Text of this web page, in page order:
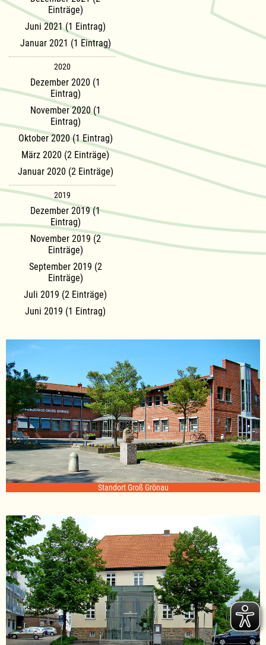
Einträge)
Juni 2021 (1 Eintrag)
Januar 2021 (1 Eintrag)
2020
Dezember 2020 (1
Eintrag)
November 2020 (1
Eintrag)
Oktober 2020 (1 Eintrag)
März 2020 (2 Einträge)
Januar 2020 (2 Einträge)
2019
Dezember 2019 (1
Eintrag)
November 2019 (2
Einträge)
September 2019 (2
Einträge)
Juli 2019 (2 Einträge)
Juni 2019 (1 Eintrag)
Standort Groß Grönau